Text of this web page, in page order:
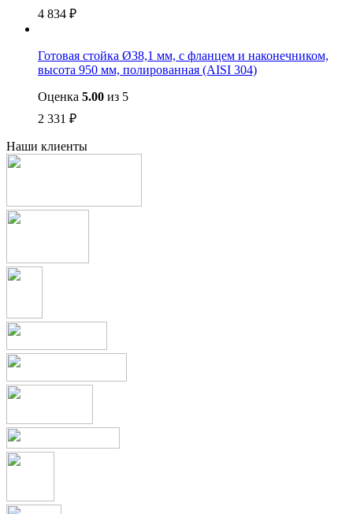
4 834 ₽
Готовая стойка Ø38,1 мм, с фланцем и наконечником,
высота 950 мм, полированная (AISI 304)
Оценка 5.00 из 5
2 331 ₽
Наши клиенты